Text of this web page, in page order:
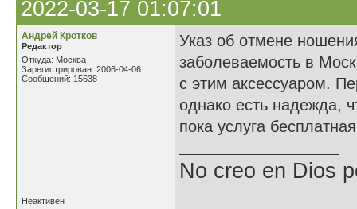
2022-03-17 01:07:01
Андрей Кротков
Редактор
Откуда: Москва
Зарегистрирован: 2006-04-06
Сообщений: 15638
Указ об отмене
заболеваемость в
с этим аксессуаром.
однако есть надежда,
пока услуга
No creo en Dios
Неактивен